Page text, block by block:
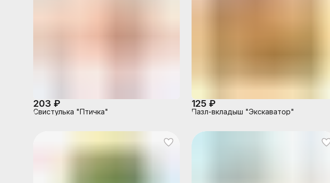
203 ₽
Свистулька "Птичка"
125 ₽
Пазл-вкладыш "Экскаватор"